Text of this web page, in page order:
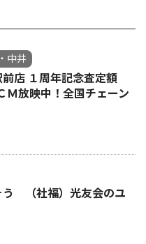
中井
店 １周年記念査定額
Ｍ放映中！全国チェーン
う （社福）光友会のユ